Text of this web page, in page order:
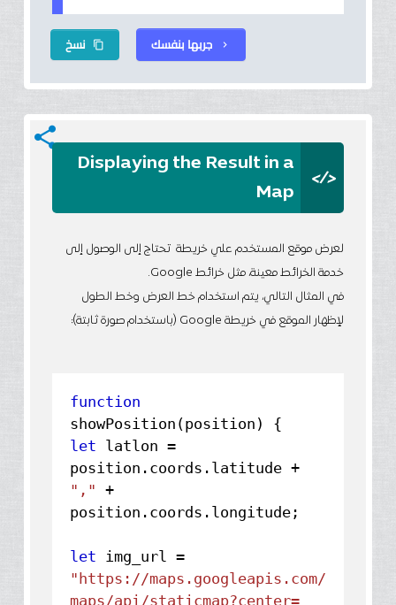
نسخ content_copy جربها بنفسك chevron_right
share
</>
Displaying the Result in a
Map
لعرض موقع المستخدم علي خريطة تحتاج إلى الوصول إلى
خدمة الخرائط معينة، مثل خرائط Google.
في المثال التالي، يتم استخدام خط العرض وخط الطول
لإظهار الموقع في خريطة Google (باستخدام صورة ثابتة):
function
showPosition(position) {
let latlon =
position. coords . latitude +
"," +
position. coords . longitude ;
let img_url =
"https://maps.googleapis.com/
maps/api/staticmap?center=